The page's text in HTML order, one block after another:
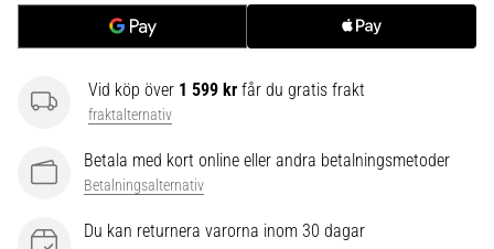
Kolhydratladdning:
Hur
det
löpprestandan?
sägs
kolhydratuppladdning
Vid köp över 1 599 kr får du gratis frakt
fraktalternativ
Betala med kort online eller andra betalningsmetoder
Betalningsalternativ
Du kan returnera varorna inom 30 dagar